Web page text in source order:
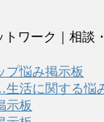
ワーク｜相談
プ悩み掲示板
活に関する悩
示板